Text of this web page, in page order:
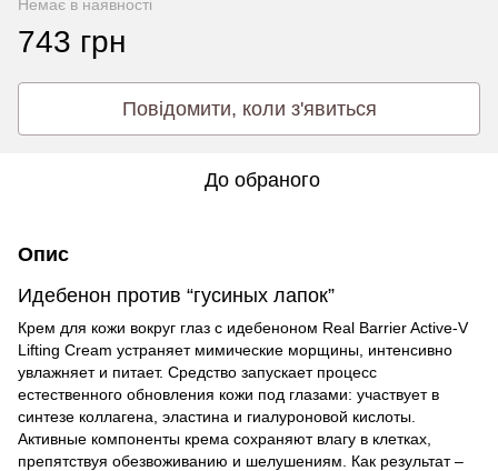
Немає в наявності
743 грн
Повідомити, коли з'явиться
До обраного
Опис
Идебенон против “гусиных лапок”
Крем для кожи вокруг глаз с идебеноном Real BarrierActive-V
Lifting Cream устраняет мимические морщины, интенсивно
увлажняет и питает. Средство запускает процесс
естественного обновления кожи под глазами: участвует в
синтезе коллагена, эластина и гиалуроновой кислоты.
Активные компоненты крема сохраняют влагу в клетках,
препятствуя обезвоживанию и шелушениям. Как результат –